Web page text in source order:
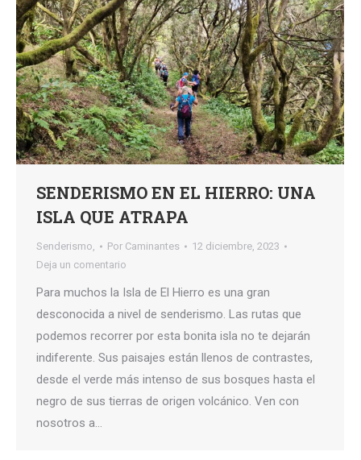
SENDERISMO EN EL HIERRO: UNA
ISLA QUE ATRAPA
Senderismo, Por Caminantes
12 diciembre, 2023
Deja un comentario
Para muchos la Isla de El Hierro es una gran
desconocida a nivel de senderismo. Las rutas que
podemos recorrer por esta bonita isla no te dejarán
indiferente. Sus paisajes están llenos de contrastes,
desde el verde más intenso de sus bosques hasta el
negro de sus tierras de origen volcánico. Ven con
nosotros a…